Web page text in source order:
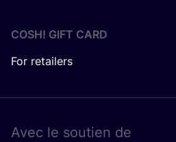
COSH! GIFT CARD
For retailers
Avec le sou­tien de